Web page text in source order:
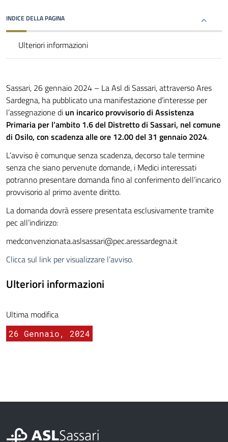
INDICE DELLA PAGINA
Ulteriori informazioni
Sassari, 26 gennaio 2024 – La Asl di Sassari, attraverso Ares
Sardegna, ha pubblicato una manifestazione d’interesse per
l’assegnazione di un incarico provvisorio di Assistenza
Primaria per l’ambito 1.6 del Distretto di Sassari, nel comune
di Osilo, con scadenza alle ore 12.00 del 31 gennaio 2024.
L’avviso è comunque senza scadenza, decorso tale termine
senza che siano pervenute domande, i Medici interessati
potranno presentare domanda fino al conferimento dell’incarico
provvisorio al primo avente diritto.
La domanda dovrà essere presentata esclusivamente tramite
pec all’indirizzo:
medconvenzionata.aslsassari@pec.aressardegna.it
Clicca sul link per visualizzare l’avviso.
Ulteriori informazioni
Ultima modifica
26 Gennaio, 2024